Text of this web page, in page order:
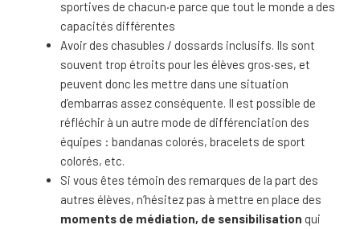
sportives de chacun·e parce que tout le monde a des
capacités différentes
Avoir des chasubles / dossards inclusifs. Ils sont
souvent trop étroits pour les élèves gros·ses, et
peuvent donc les mettre dans une situation
d’embarras assez conséquente. Il est possible de
réfléchir à un autre mode de différenciation des
équipes : bandanas colorés, bracelets de sport
colorés, etc.
Si vous êtes témoin des remarques de la part des
autres élèves, n’hésitez pas à mettre en place des
moments de médiation, de sensibilisation qui